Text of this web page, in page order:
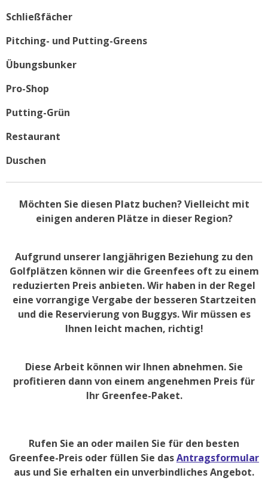
Schließfächer
Pitching- und Putting-Greens
Übungsbunker
Pro-Shop
Putting-Grün
Restaurant
Duschen
Möchten Sie diesen Platz buchen? Vielleicht mit
einigen anderen Plätze in dieser Region?
Aufgrund unserer langjährigen Beziehung zu den
Golfplätzen können wir die Greenfees oft zu einem
reduzierten Preis anbieten. Wir haben in der Regel
eine vorrangige Vergabe der besseren Startzeiten
und die Reservierung von Buggys. Wir müssen es
Ihnen leicht machen, richtig!
Diese Arbeit können wir Ihnen abnehmen. Sie
profitieren dann von einem angenehmen Preis für
Ihr Greenfee-Paket.
Rufen Sie an oder mailen Sie für den besten
Greenfee-Preis oder füllen Sie dasAntragsformular
aus und Sie erhalten ein unverbindliches Angebot.